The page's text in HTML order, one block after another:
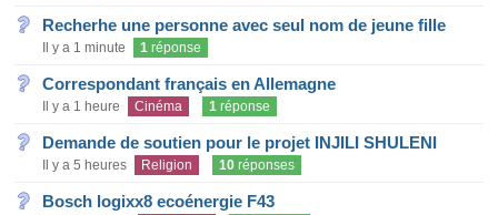
Recherhe une personne avec seul nom de jeune fille
Il y a 1 minute 1 réponse
Correspondant français en Allemagne
Il y a 1 heure Cinéma 1 réponse
Demande de soutien pour le projet INJILI SHULENI
Il y a 5 heures Religion 10 réponses
Bosch logixx8 ecoénergie F43